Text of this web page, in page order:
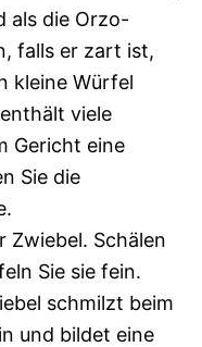
als die Orzo-
falls er zart ist,
kleine Würfel
viele
Gericht eine
Sie die
Zwiebel. Schälen
Sie sie fein.
schmilzt beim
und bildet eine